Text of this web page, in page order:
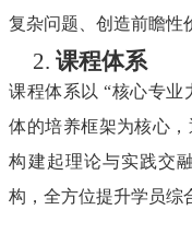
复杂问题、创造前瞻性
2.课程体系
课程体系以 “核心专业
体的培养框架为核心
构建起理论与实践交
构，全方位提升学员综